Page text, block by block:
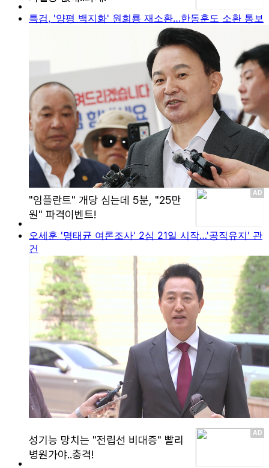
특검, '양평 백지화' 원희룡 재소환…한동훈도 소환 통보
오세훈 '명태균 여론조사' 2심 21일 시작…'공직유지' 관
건